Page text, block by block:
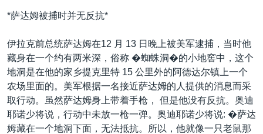
检
索
欧洲
非洲
美洲
全球议题
科教·文娱·体健
军事
劳工
环境
白宫要闻
国会报道
美中关系
美国建国250周年
埃博拉疫情
美国之音专访
VOA视频
VOA今日焦点
中文广播
关注我们
*萨达姆被捕时并无反抗*
伊拉克前总统萨达姆在12 月 13 日晚上被美军逮捕，当时他
藏身在一个约有两米深，俗称 �蜘蛛洞�的小地窖中，这个
地洞是在他的家乡提克里特 15 公里外的阿德达尔镇上一个
农场里面的。美军根据一名接近萨达姆的人提供的消息而采
取行动。虽然萨达姆身上带着手枪， 但是他没有反抗。奥迪
耶诺少将说，行动中未放一枪一弹。奥迪耶诺少将说: �萨达
姆藏在一个地洞下面，无法抵抗。所以，他就像一只老鼠那